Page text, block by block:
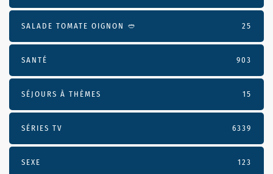
SALADE TOMATE OIGNON 🥙 25
SANTÉ 903
SÉJOURS À THÈMES 15
SÉRIES TV 6339
SEXE 123